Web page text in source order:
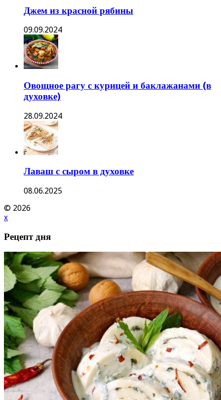
Джем из красной рябины
09.09.2024
Овощное рагу с курицей и баклажанами (в
духовке)
28.09.2024
Лаваш с сыром в духовке
08.06.2025
© 2026
x
Рецепт дня